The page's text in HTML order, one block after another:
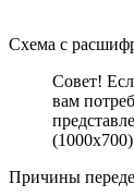
Схема с
Совет!
вам
(1000х700)
Причины